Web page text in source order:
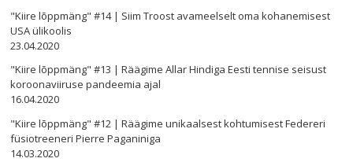
"Kiire lõppmäng" #14 | Siim Troost avameelselt oma kohanemisest
USA ülikoolis
23.04.2020
"Kiire lõppmäng" #13 | Räägime Allar Hindiga Eesti tennise seisust
koroonaviiruse pandeemia ajal
16.04.2020
"Kiire lõppmäng" #12 | Räägime unikaalsest kohtumisest Federeri
füsiotreeneri Pierre Paganiniga
14.03.2020